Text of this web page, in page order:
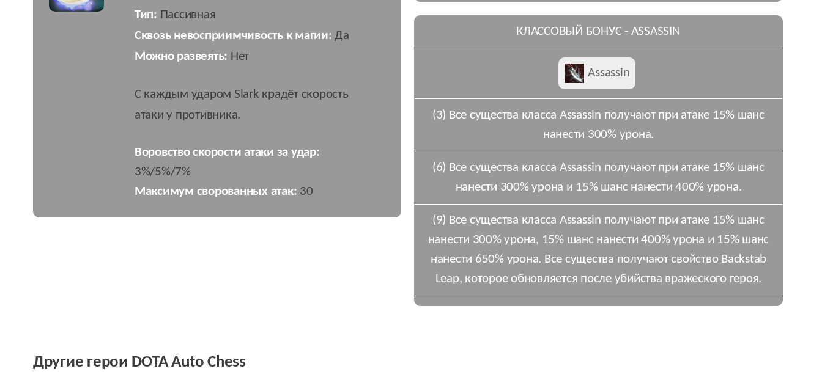
Тип: Пассивная
Сквозь невосприимчивость к магии:Да
Можно развеять: Нет
С каждым ударом Slark крадёт скорость
атаки у противника.
Воровство скорости атаки за удар:
3%/5%/7%
Максимум сворованных атак: 30
КЛАССОВЫЙ БОНУС - ASSASSIN
Assassin
(3) Все существа класса Assassin получают при атаке 15% шанс
нанести 300% урона.
(6) Все существа класса Assassin получают при атаке 15% шанс
нанести 300% урона и 15% шанс нанести 400% урона.
(9) Все существа класса Assassin получают при атаке 15% шанс
нанести 300% урона, 15% шанс нанести 400% урона и 15% шанс
нанести 650% урона. Все существа получают свойство Backstab
Leap, которое обновляется после убийства вражеского героя.
Другие герои DOTA Auto Chess